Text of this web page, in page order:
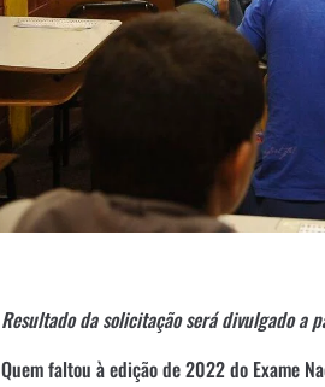
Resultado da solicitação será divulgado a
Quem faltou à edição de 2022 do Exame